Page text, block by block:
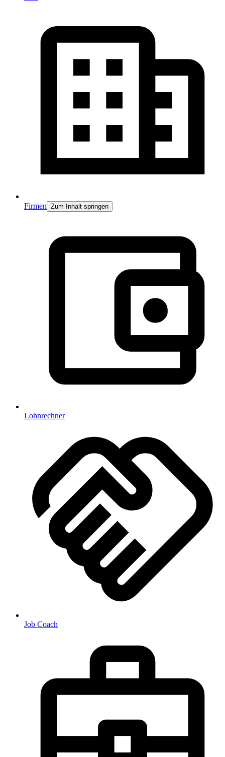
Firmen Zum Inhalt springen
Lohnrechner
Job Coach